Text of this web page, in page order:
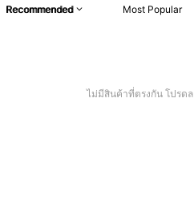
Recommended Most Popular
ไม่มีสินค้าที่ตรงกัน โปรด